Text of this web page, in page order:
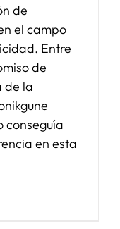
de
el campo
Entre
de
de la
conseguía
en esta